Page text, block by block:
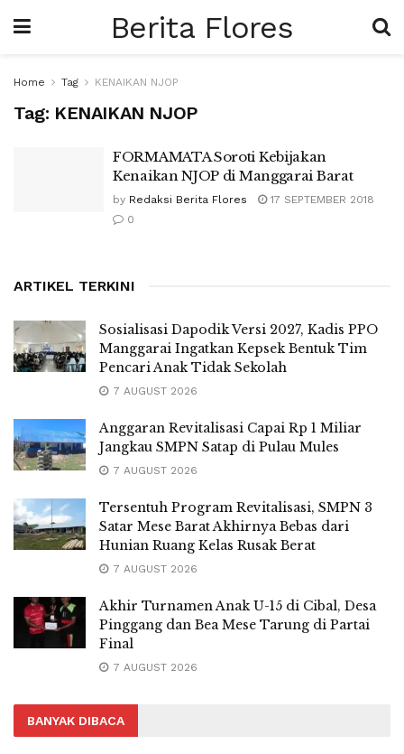
Berita Flores
Home Tag KENAIKAN NJOP
Tag: KENAIKAN NJOP
FORMAMATA Soroti Kebijakan
Kenaikan NJOP di Manggarai Barat
by Redaksi Berita Flores
17 SEPTEMBER 2018
0
ARTIKEL TERKINI
Sosialisasi Dapodik Versi 2027, Kadis PPO
Manggarai Ingatkan Kepsek Bentuk Tim
Pencari Anak Tidak Sekolah
7 AUGUST 2026
Anggaran Revitalisasi Capai Rp 1 Miliar
Jangkau SMPN Satap di Pulau Mules
7 AUGUST 2026
Tersentuh Program Revitalisasi, SMPN 3
Satar Mese Barat Akhirnya Bebas dari
Hunian Ruang Kelas Rusak Berat
7 AUGUST 2026
Akhir Turnamen Anak U-15 di Cibal, Desa
Pinggang dan Bea Mese Tarung di Partai
Final
7 AUGUST 2026
BANYAK DIBACA